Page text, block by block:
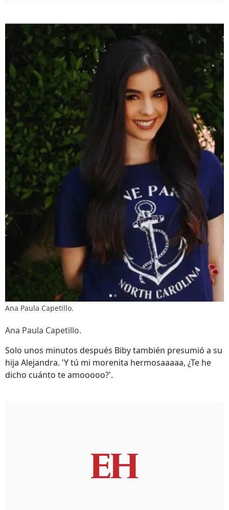
Ana Paula Capetillo.
Ana Paula Capetillo.
Solo unos minutos después Biby también presumió a su
hija Alejandra. 'Y tú mi morenita hermosaaaaa, ¿Te he
dicho cuánto te amooooo?'.